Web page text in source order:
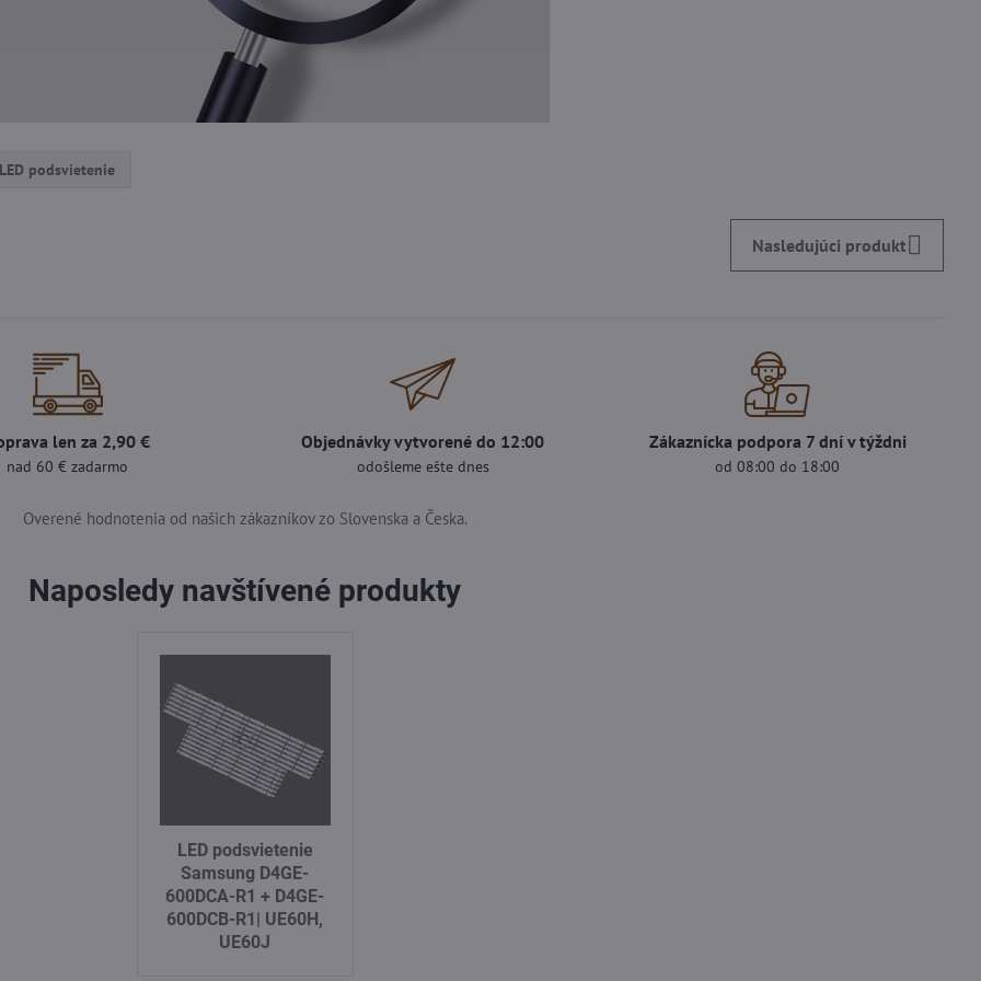
podsvietenie
Nasledujúci produkt
len za 2,90 €
nad 60 € zadarmo
Objednávky vytvorené do 12:00
odošleme ešte dnes
Zákaznícka podpora 7 dní v týždni
od 08:00 do 18:00
Overené hodnotenia od našich zákazníkov zo Slovenska a Česka.
Naposledy navštívené produkty
LED podsvietenie
Samsung D4GE-
600DCA-R1 + D4GE-
600DCB-R1| UE60H,
UE60J